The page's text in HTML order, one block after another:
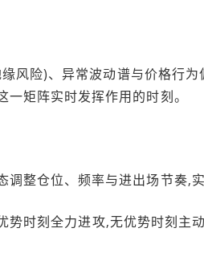
风险)、异常波动谱与价格行
矩阵实时发挥作用的时刻。
整仓位、频率与进出场节奏,
时刻全力进攻,无优势时刻主